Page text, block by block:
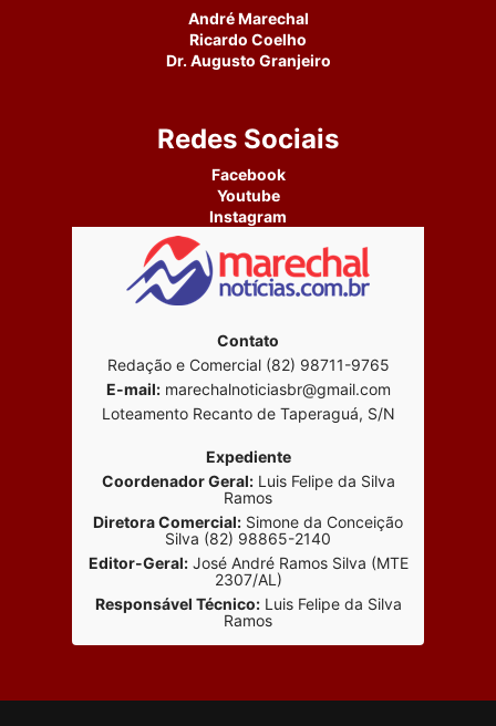
André Marechal
Ricardo Coelho
Dr. Augusto Granjeiro
Redes Sociais
Facebook
Youtube
Instagram
Contato
Redação e Comercial (82) 98711-9765
E-mail:marechalnoticiasbr@gmail.com
Loteamento Recanto de Taperaguá, S/N
Expediente
Coordenador Geral:Luis Felipe da Silva
Ramos
Diretora Comercial: Simone da Conceição
Silva (82) 98865-2140
Editor-Geral:José André Ramos Silva (MTE
2307/AL)
Responsável Técnico:Luis Felipe da Silva
Ramos